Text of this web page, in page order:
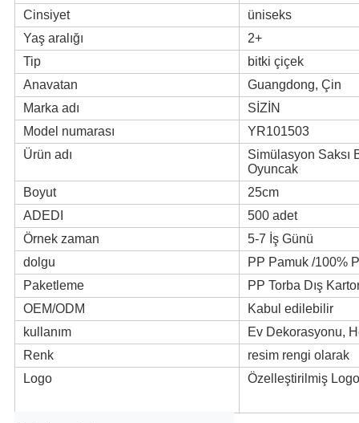
Cinsiyet
üniseks
Yaş aralığı
2+
Tip
bitki çiçek
Anavatan
Guangdong, Çin
Marka adı
SİZİN
Model numarası
YR101503
Ürün adı
Simülasyon Saksı
Oyuncak
Boyut
25cm
ADEDI
500 adet
Örnek zaman
5-7 İş Günü
dolgu
PP Pamuk /100%
Paketleme
PP Torba Dış
OEM/ODM
Kabul edilebilir
kullanım
Ev Dekorasyonu,
Renk
resim rengi olarak
Logo
Özelleştirilmiş Logo